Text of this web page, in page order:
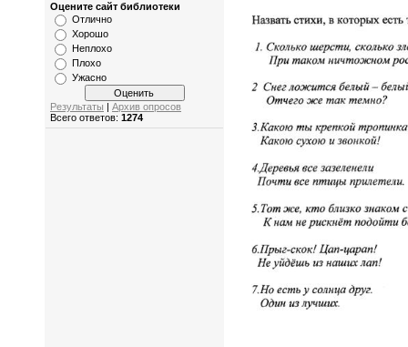
Оцените сайт библиотеки
Отлично
Хорошо
Неплохо
Плохо
Ужасно
Результаты
Архив опросов
Всего ответов: 1274